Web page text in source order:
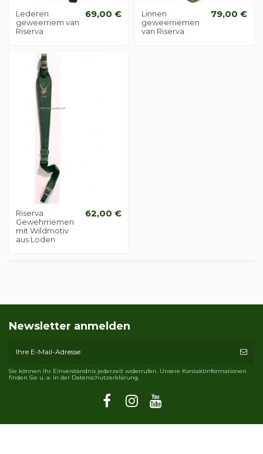
Lederen
geweerriem van
Riserva
69,00 €
Linnen
geweerriemen
van Riserva
79,00 €
Riserva
Gewehrriemen
mit Wildmotiv
aus Loden
62,00 €
Newsletter anmelden
Sie können Ihr Einverständnis jederzeit widerrufen. Unsere Kontaktinformationen
finden Sie u. a. in der Datenschutzerklärung.